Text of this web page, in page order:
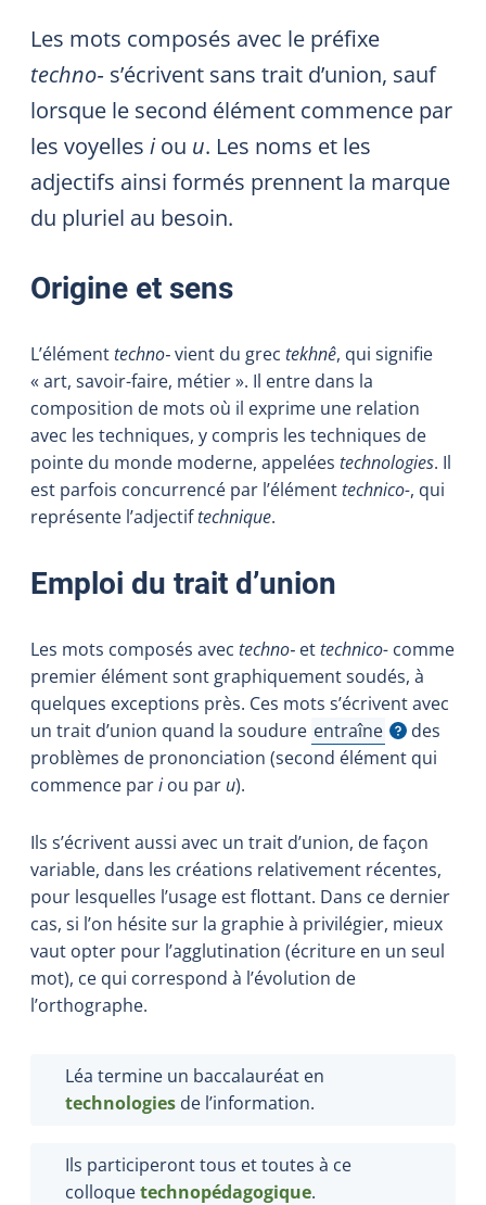
Les mots composés avec le préfixe
techno‑ s’écrivent sans trait d’union, sauf
lorsque le second élément commence par
les voyelles iou u. Les noms et les
adjectifs ainsi formés prennent la marque
du pluriel au besoin.
Origine et sens
L’élémenttechno‑vient du grec tekhnê, qui signifie
« art, savoir-faire, métier ». Il entre dans la
composition de mots où il exprime une relation
avec les techniques, y compris les techniques de
pointe du monde moderne, appelées technologies. Il
est parfois concurrencé par l’élémenttechnico-, qui
représente l’adjectiftechnique.
Emploi du trait d’union
Les mots composés avec techno‑ ettechnico- comme
premier élément sont graphiquement soudés, à
quelques exceptions près. Ces mots s’écrivent avec
un trait d’union quand la soudure entraîne
Afficher l'infobulle
des
problèmes de prononciation (second élément qui
commence pari ou par u).
Ils s’écrivent aussi avec un trait d’union, de façon
variable, dans les créations relativement récentes,
pour lesquelles l’usage est flottant. Dans ce dernier
cas, si l’on hésite sur la graphie à privilégier, mieux
vaut opter pour l’agglutination (écriture en un seul
mot), ce qui correspond à l’évolution de
l’orthographe.
Léa termine un baccalauréat en
technologies de l’information.
Ils participeront tous et toutes à ce
colloquetechnopédagogique.